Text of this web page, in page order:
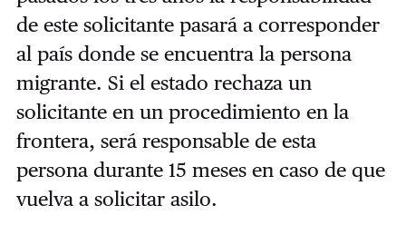
de este solicitante pasará a corresponder
al país donde se encuentra la persona
migrante. Si el estado rechaza un
solicitante en un procedimiento en la
frontera, será responsable de esta
persona durante 15 meses en caso de que
vuelva a solicitar asilo.